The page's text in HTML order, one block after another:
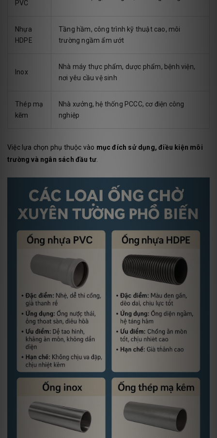
PVC
Nhựa
HDPE
Tầng hầm, công trình kỹ thuật cao, môi
trường ngầm ẩm ướt
Inox
Nhà máy thực phẩm, dược phẩm, bệnh viện,
nơi yêu cầu vệ sinh
Thép mạ
kẽm
Nhà xưởng, hệ thống PCCC, cơ điện công
nghiệp
Việc lựa chọn phụ thuộc vào mục đích sử dụng, điều kiện môi
trường và ngân sách đầu tư.